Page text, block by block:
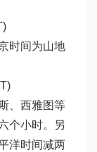
时间为山地
、西雅图等
个小时。另
洋时间减两